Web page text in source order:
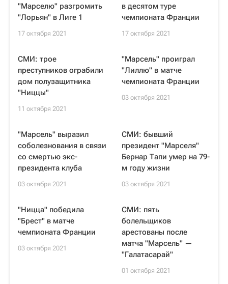
"Марселю" разгромить
"Лорьян" в Лиге 1
17 октября 2021
в десятом туре
чемпионата Франции
17 октября 2021
СМИ: трое
преступников ограбили
дом полузащитника
"Ниццы"
11 октября 2021
"Марсель" проиграл
"Лиллю" в матче
чемпионата Франции
03 октября 2021
"Марсель" выразил
соболезнования в связи
со смертью экс-
президента клуба
03 октября 2021
СМИ: бывший
президент "Марселя"
Бернар Тапи умер на 79-
м году жизни
03 октября 2021
"Ницца" победила
"Брест" в матче
чемпионата Франции
03 октября 2021
СМИ: пять
болельщиков
арестованы после
матча "Марсель" —
"Галатасарай"
01 октября 2021